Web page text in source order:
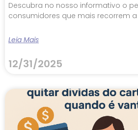
Descubra no nosso informativo o
consumidores que mais recorrem
Leia Mais
12/31/2025